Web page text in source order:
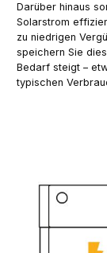
Darüber hinaus
Solarstrom
zu niedrigen
speichern Sie
Bedarf steigt –
typischen